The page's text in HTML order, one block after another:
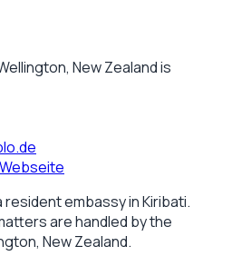
New Zealand is
Webseite
embassy in Kiribati.
are handled by the
New Zealand.